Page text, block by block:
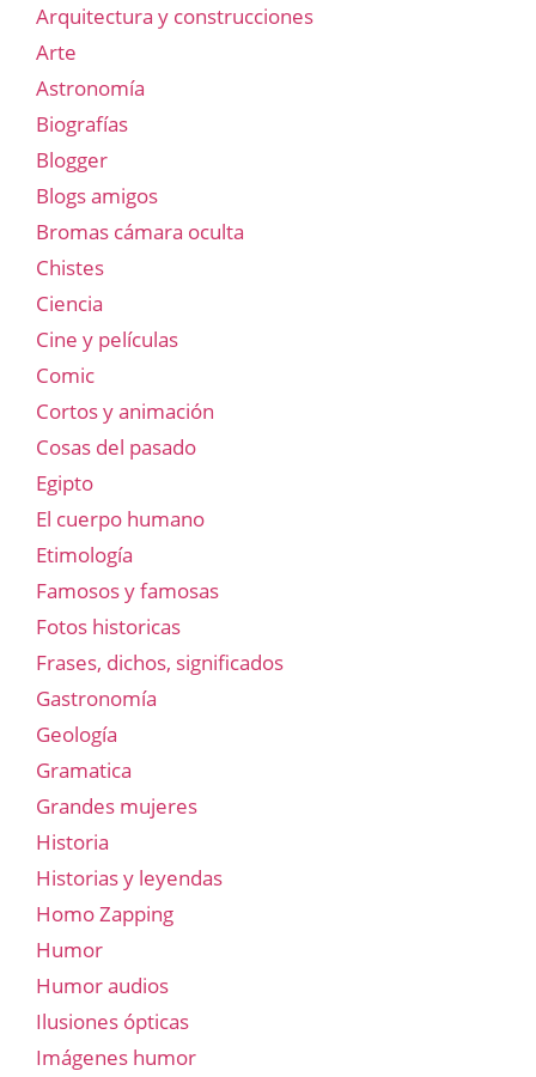
Arquitectura y construcciones
Arte
Astronomía
Biografías
Blogger
Blogs amigos
Bromas cámara oculta
Chistes
Ciencia
Cine y películas
Comic
Cortos y animación
Cosas del pasado
Egipto
El cuerpo humano
Etimología
Famosos y famosas
Fotos historicas
Frases, dichos, significados
Gastronomía
Geología
Gramatica
Grandes mujeres
Historia
Historias y leyendas
Homo Zapping
Humor
Humor audios
Ilusiones ópticas
Imágenes humor